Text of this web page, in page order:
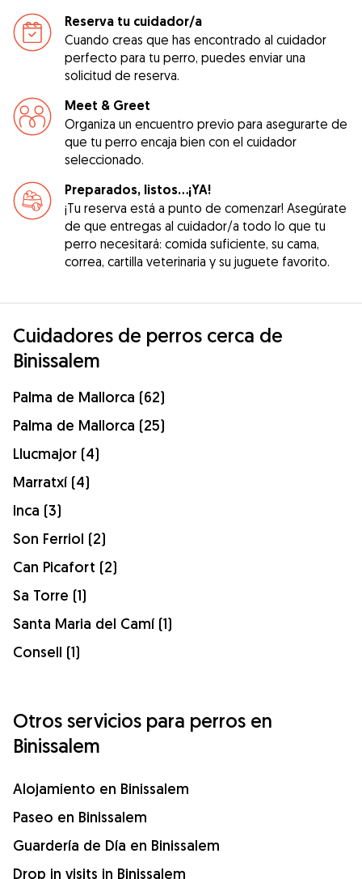
Reserva tu cuidador/a
Cuando creas que has encontrado al cuidador
perfecto para tu perro, puedes enviar una
solicitud de reserva.
Meet & Greet
Organiza un encuentro previo para asegurarte de
que tu perro encaja bien con el cuidador
seleccionado.
Preparados, listos...¡YA!
¡Tu reserva está a punto de comenzar! Asegúrate
de que entregas al cuidador/a todo lo que tu
perro necesitará: comida suficiente, su cama,
correa, cartilla veterinaria y su juguete favorito.
Cuidadores de perros cerca de
Binissalem
Palma de Mallorca (62)
Palma de Mallorca (25)
Llucmajor (4)
Marratxí (4)
Inca (3)
Son Ferriol (2)
Can Picafort (2)
Sa Torre (1)
Santa Maria del Camí (1)
Consell (1)
Otros servicios para perros en
Binissalem
Alojamiento en Binissalem
Paseo en Binissalem
Guardería de Día en Binissalem
Drop in visits in Binissalem